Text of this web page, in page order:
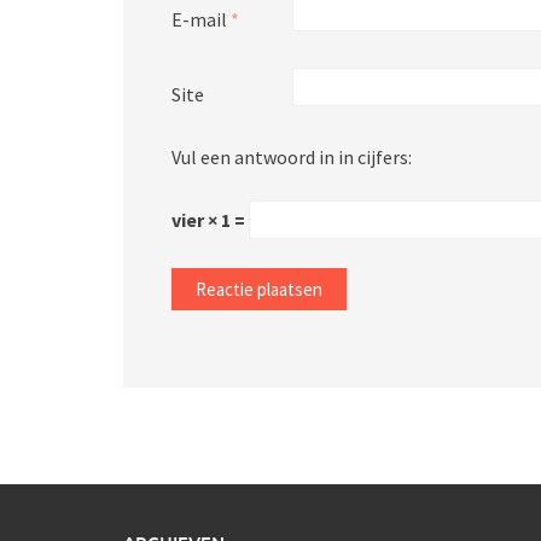
E-mail *
Site
Vul een antwoord in in cijfers:
vier × 1 =